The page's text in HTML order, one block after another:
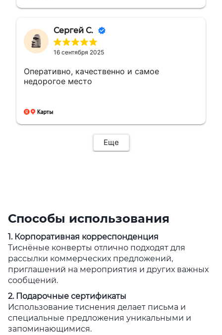
обращаться ещё ! 🤝👍🏼🙌🏼
Сергей С.
16 сентября 2025
Оперативно, качественно и самое
недорогое место
Еще
Способы использования
1. Корпоративная корреспонденция
Тиснёные конверты отлично подходят для
рассылки коммерческих предложений,
приглашений на мероприятия и других важных
сообщений.
2. Подарочные сертификаты
Использование тиснения делает письма и
специальные предложения уникальными и
запоминающимися.